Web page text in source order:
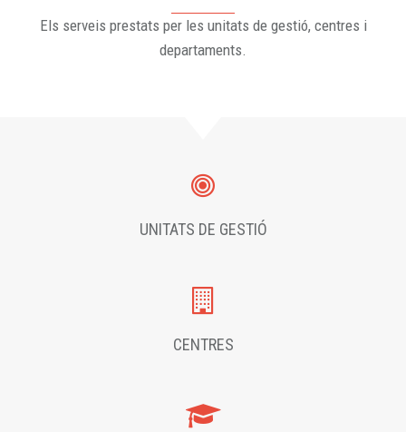
Els serveis prestats per les unitats de gestió, centres i
departaments.
UNITATS DE GESTIÓ
CENTRES